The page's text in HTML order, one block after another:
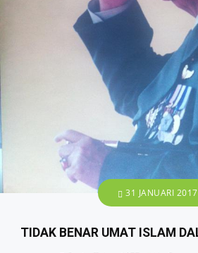
31 JANUARI 2017
TIDAK BENAR UMAT ISLAM